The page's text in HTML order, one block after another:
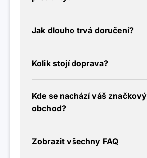
Jak dlouho trvá doručení?
Kolik stojí doprava?
Kde se nachází váš značkový
obchod?
Zobrazit všechny FAQ